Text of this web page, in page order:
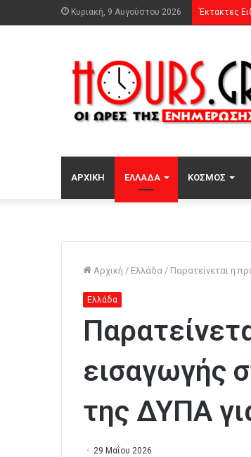
Κυριακή, 9 Αυγούστου 2026 Έκτακτες
ΑΡΧΙΚΉ ΕΛΛΆΔΑ ΚΌΣΜΟΣ
Αρχική / Ελλάδα / Παρατείνεται η
Ελλάδα
εισαγωγής
της ΔΥΠΑ
29 Μαΐου 2026